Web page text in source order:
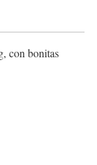
con bonitas